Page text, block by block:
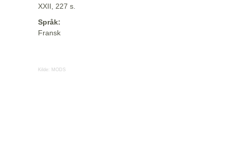
XXII, 227 s.
Språk:
Fransk
Kilde: MODS